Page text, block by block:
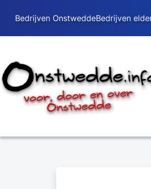
Bedrijven OnstweddeBedrijven